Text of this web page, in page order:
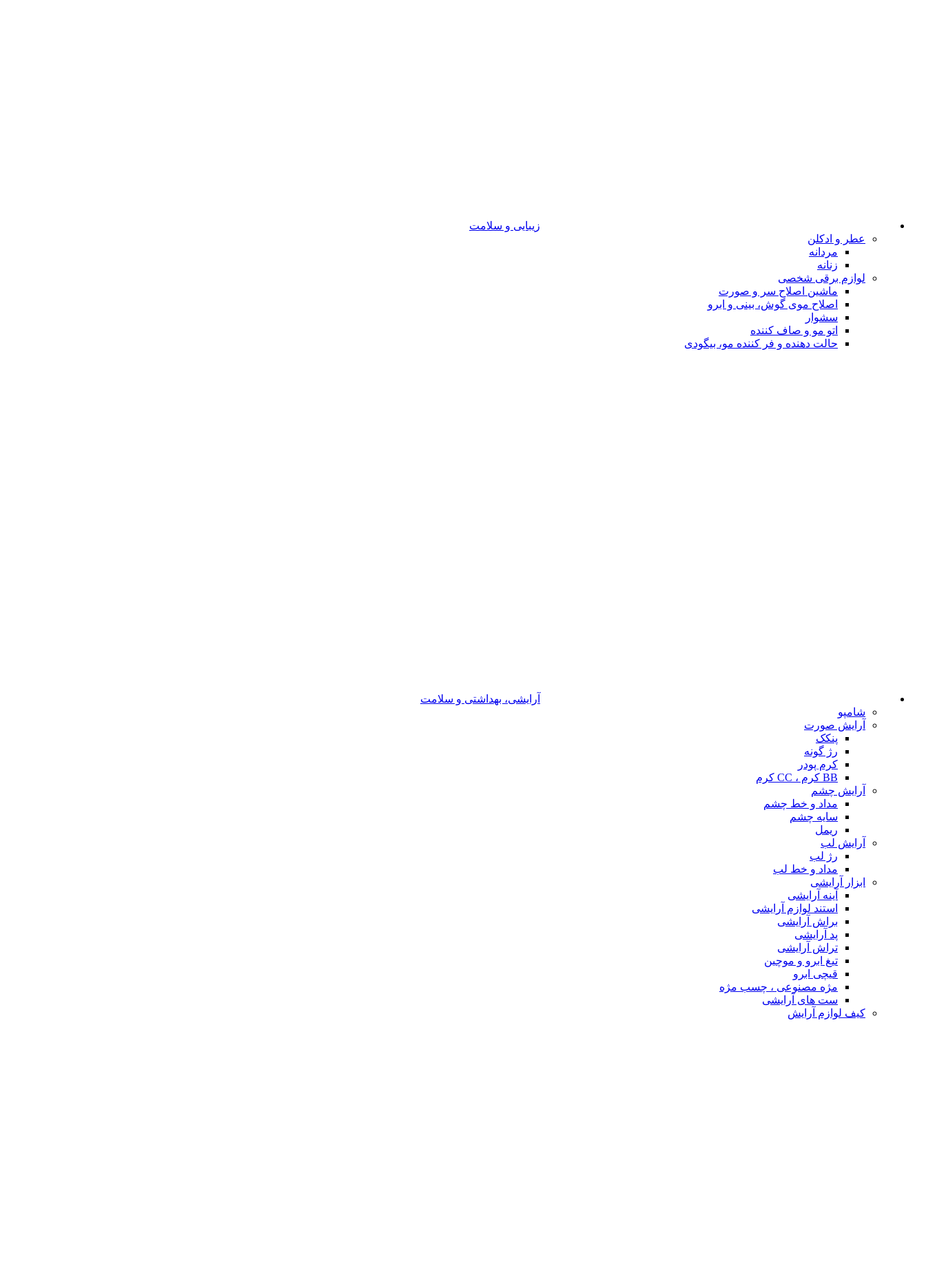
زیبایی و سلامت
عطر و ادکلن
مردانه
زنانه
لوازم برقی شخصی
ماشین اصلاح سر و صورت
اصلاح موی گوش، بینی و ابرو
سشوار
اتو مو و صاف کننده
حالت دهنده و فر کننده مو، بیگودی
آرایشی، بهداشتی و سلامت
شامپو
آرایش صورت
پنکک
رژ گونه
کرم پودر
BB کرم ، CC کرم
آرایش چشم
مداد و خط چشم
سایه چشم
ریمل
آرایش لب
رژ لب
مداد و خط لب
ابزار آرایشی
آینه آرایشی
استند لوازم آرایشی
براش آرایشی
پد آرایشی
تراش آرایشی
تیغ ابرو و موچین
قیچی ابرو
مژه مصنوعی ، چسب مژه
ست های آرایشی
کیف لوازم آرایش